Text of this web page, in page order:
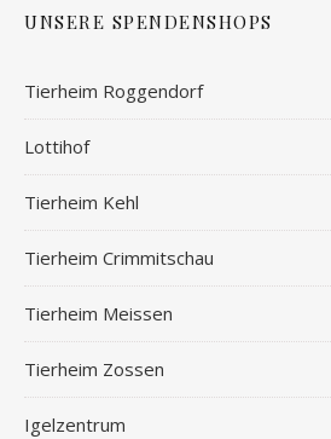
UNSERE SPENDENSHOPS
Tierheim Roggendorf
Lottihof
Tierheim Kehl
Tierheim Crimmitschau
Tierheim Meissen
Tierheim Zossen
Igelzentrum